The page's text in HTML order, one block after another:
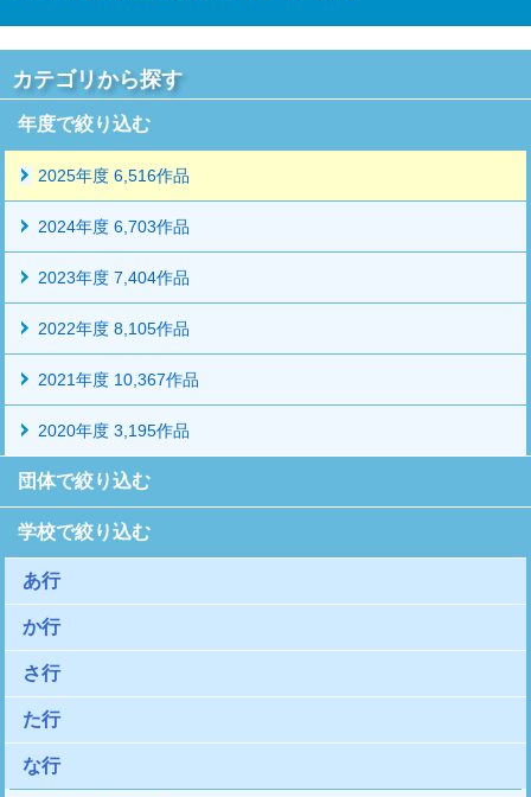
カテゴリから探す
年度で絞り込む
2025年度 6,516作品
2024年度 6,703作品
2023年度 7,404作品
2022年度 8,105作品
2021年度 10,367作品
2020年度 3,195作品
団体で絞り込む
学校で絞り込む
あ行
か行
さ行
た行
な行